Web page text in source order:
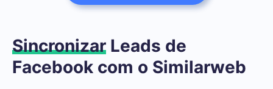
Sincronizar Leads de
Facebook com o Similarweb